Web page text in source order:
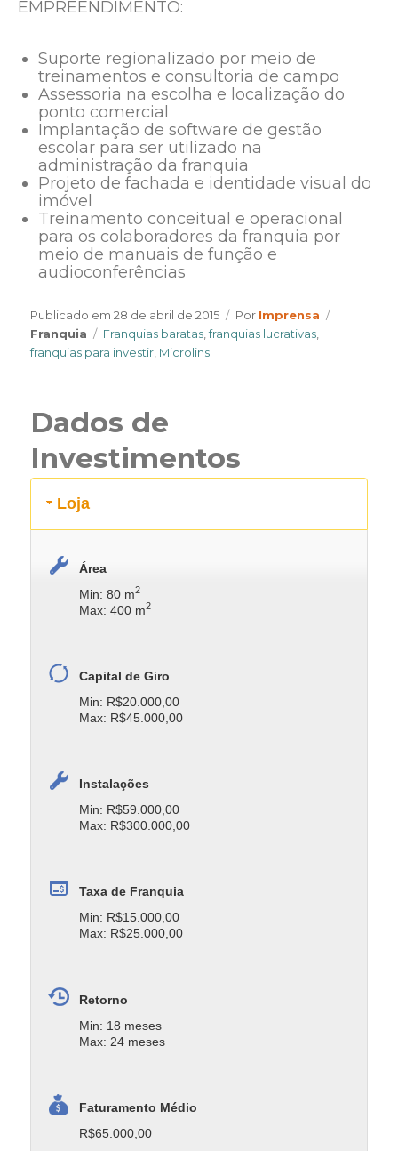
EMPREENDIMENTO:
Suporte regionalizado por meio de
treinamentos e consultoria de campo
Assessoria na escolha e localização do
ponto comercial
Implantação de software de gestão
escolar para ser utilizado na
administração da franquia
Projeto de fachada e identidade visual do
imóvel
Treinamento conceitual e operacional
para os colaboradores da franquia por
meio de manuais de função e
audioconferências
Publicado em28 de abril de 2015 Por Author
Imprensa
Franquia
Tags
Franquias baratas ,franquias lucrativas
franquias para investir Microlins
Dados de
Investimentos
Loja
Área
Min: 80 m2
Max: 400 m2
Capital de Giro
Min: R$20.000,00
Max: R$45.000,00
Instalações
Min: R$59.000,00
Max: R$300.000,00
Taxa de Franquia
Min: R$15.000,00
Max: R$25.000,00
Retorno
Min: 18 meses
Max: 24 meses
Faturamento Médio
R$65.000,00